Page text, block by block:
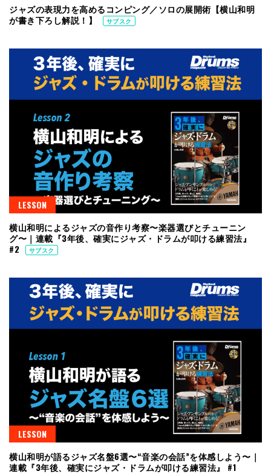
ジャズの表現力を高めるコンピング／ソロの展開術【横山和明
が書き下ろし解説！】
サブスク
LESSON
横山和明によるジャズの音作り考察〜楽器選びとチューニン
グ〜｜連載『3年後、確実にジャズ・ドラムが叩ける練習法』
#2
サブスク
LESSON
横山和明が語るジャズ名盤6選〜“音楽の会話”を体感しよう〜｜
連載『3年後、確実にジャズ・ドラムが叩ける練習法』 #1